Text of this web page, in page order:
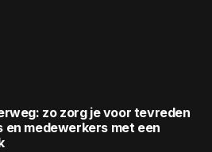
zo zorg je voor tevreden
en medewerkers met een